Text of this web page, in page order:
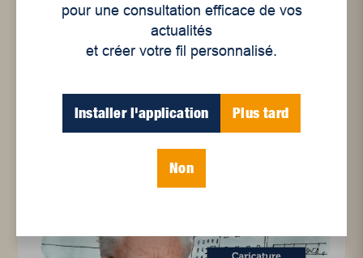
Quand la Martinique
rencontre la Mauricie !
pour une consultation efficace de vos
actualités
et créer votre fil personnalisé.
Installer l'application Plus tard
Non